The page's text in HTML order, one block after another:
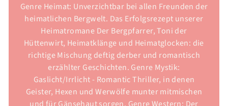
Genre Heimat: Unverzichtbar bei allen Freunden der
heimatlichen Bergwelt. Das Erfolgsrezept unserer
Heimatromane Der Bergpfarrer, Toni der
Hüttenwirt, Heimatklänge und Heimatglocken: die
richtige Mischung deftig derber und romantisch
erzählter Geschichten. Genre Mystik:
Gaslicht/Irrlicht - Romantic Thriller, in denen
Geister, Hexen und Werwölfe munter mitmischen